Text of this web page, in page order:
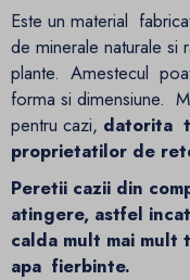
Este un material
de minerale naturale si
plante. Amestecul
forma si dimensiune.
pentru cazi, datorita
proprietatilor de
Peretii cazii din
atingere, astfel
calda mult mai mult
apa fierbinte.